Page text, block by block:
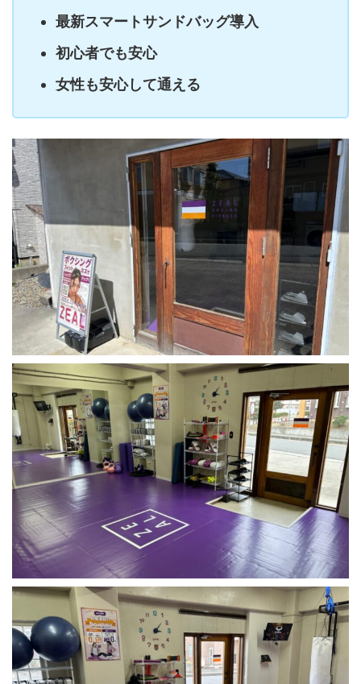
最新スマートサンドバッグ導入
初心者でも安心
女性も安心して通える